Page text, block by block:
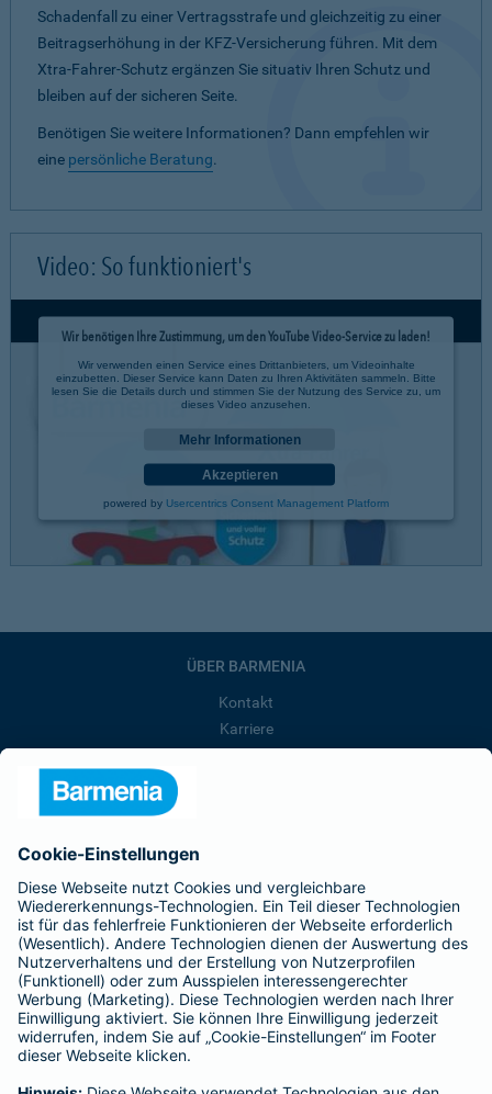
Schadenfall zu einer Vertragsstrafe und gleichzeitig zu einer
Beitragserhöhung in der KFZ-Versicherung führen. Mit dem
Xtra-Fahrer-Schutz ergänzen Sie situativ Ihren Schutz und
bleiben auf der sicheren Seite.
Benötigen Sie weitere Informationen? Dann empfehlen wir
eine persönliche Beratung.
Video: So funktioniert's
Wir benötigen Ihre Zustimmung, um den YouTube Video-Service zu laden!
Wir verwenden einen Service eines Drittanbieters, um Videoinhalte
einzubetten. Dieser Service kann Daten zu Ihren Aktivitäten sammeln. Bitte
lesen Sie die Details durch und stimmen Sie der Nutzung des Service zu, um
dieses Video anzusehen.
Mehr Informationen
Akzeptieren
powered by Usercentrics Consent Management Platform
ÜBER BARMENIA
Kontakt
Karriere
Barmenia ist Teil der BarmeniaGothaer
BELIEBTE SEITEN
Kranken-Zusatzversicherung
Tierversicherungen
Haftpflichtversicherung
Hausratversicherung